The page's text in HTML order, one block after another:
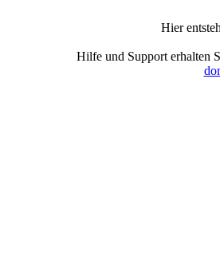
Hier
Hilfe und Support erhalten